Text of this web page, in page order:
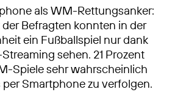
als WM-Rettungsanker:
der Befragten konnten in der
ein Fußballspiel nur dank
sehen. 21 Prozent
Spiele sehr wahrscheinlich
Smartphone zu verfolgen.